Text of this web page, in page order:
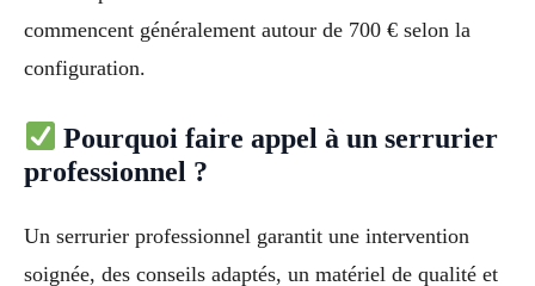
commencent généralement autour de 700 € selon la
configuration.
Pourquoi faire appel à un serrurier
professionnel ?
Un serrurier professionnel garantit une intervention
soignée, des conseils adaptés, un matériel de qualité et